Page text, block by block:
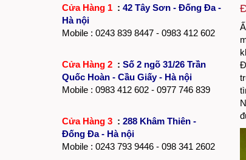
Cửa Hàng 1 : 42 Tây Sơn - Đống Đa -
Hà nội
Mobile : 0243 839 8447 - 0983 412 602
Cửa Hàng 2 : Số 2 ngõ 31/26 Trần
Quốc Hoàn - Cầu Giấy - Hà nội
Mobile : 0983 412 602 - 0977 746 839
Cửa Hàng 3 : 288 Khâm Thiên -
Đống Đa - Hà nội
Mobile : 0243 793 9446 - 098 341 2602